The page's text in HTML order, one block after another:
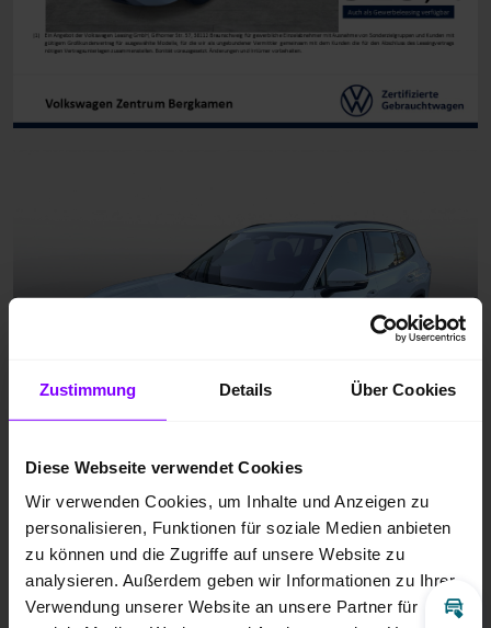
Zustimmung Details Über Cookies
Diese Webseite verwendet Cookies
Wir verwenden Cookies, um Inhalte und Anzeigen zu
personalisieren, Funktionen für soziale Medien anbieten
zu können und die Zugriffe auf unsere Website zu
analysieren. Außerdem geben wir Informationen zu Ihrer
Verwendung unserer Website an unsere Partner für